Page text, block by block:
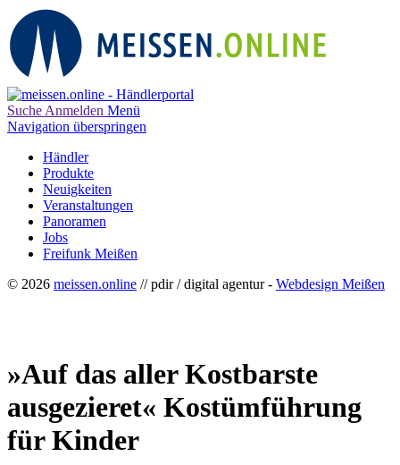
Suche Anmelden Menü
Navigation überspringen
Händler
Produkte
Neuigkeiten
Veranstaltungen
Panoramen
Jobs
Freifunk Meißen
© 2026 meissen.online // pdir / digital agentur - Webdesign Meißen
»Auf das aller Kostbarste
ausgezieret« Kostümführung
für Kinder